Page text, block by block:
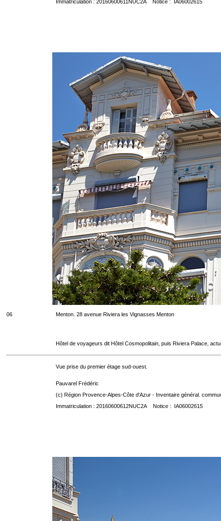
Immatriculation : 20160600611NUC2A Notice : IA06002615
06 Menton. 28 avenue Riviera les Vignasses Menton
Hôtel de voyageurs dit Hôtel Cosmopolitain, puis Riviera Palace,
Vue prise du premier étage sud-ouest.
Pauvarel Frédéric
(c) Région Provence-Alpes-Côte d'Azur - Inventaire général.
Immatriculation : 20160600612NUC2A Notice : IA06002615